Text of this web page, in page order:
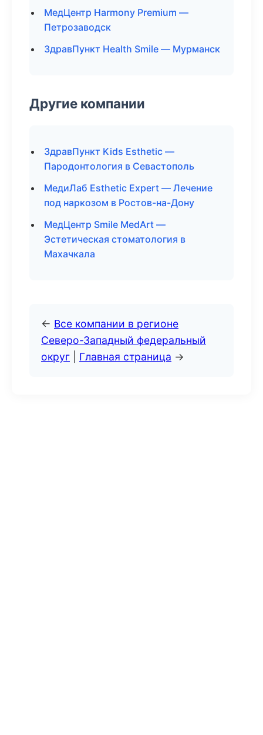
МедЦентр Harmony Premium —
Петрозаводск
ЗдравПункт Health Smile — Мурманск
Другие компании
ЗдравПункт Kids Esthetic —
Пародонтология в Севастополь
МедиЛаб Esthetic Expert — Лечение
под наркозом в Ростов-на-Дону
МедЦентр Smile MedArt —
Эстетическая стоматология в
Махачкала
← Все компании в регионе
Северо-Западный федеральный
округ
Главная страница →